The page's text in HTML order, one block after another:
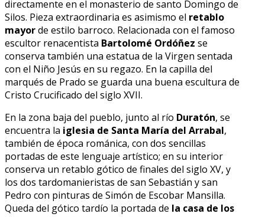
directamente en el monasterio de santo Domingo de
Silos. Pieza extraordinaria es asimismo el retablo
mayorde estilo barroco. Relacionada con el famoso
escultor renacentista Bartolomé Ordóñez se
conserva también una estatua de la Virgen sentada
con el Niño Jesús en su regazo. En la capilla del
marqués de Prado se guarda una buena escultura de
Cristo Crucificado del siglo XVII.
En la zona baja del pueblo, junto al río Duratón, se
encuentra la iglesia de Santa María del Arrabal,
también de época románica, con dos sencillas
portadas de este lenguaje artístico; en su interior
conserva un retablo gótico de finales del siglo XV, y
los dos tardomanieristas de san Sebastián y san
Pedro con pinturas de Simón de Escobar Mansilla.
Queda del gótico tardío la portada de la casa de los